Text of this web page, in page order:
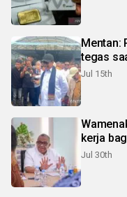
Mentan:
tegas
Jul 15th
kerja
Jul 30th